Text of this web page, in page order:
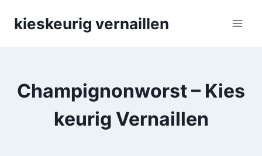
kieskeurig vernaillen
Champignonworst – Kies
keurig Vernaillen